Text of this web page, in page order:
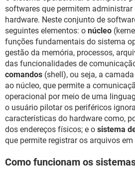
softwares que permitem administrar
hardware. Neste conjunto de
seguintes elementos: o núcleo
funções fundamentais do sistema
gestão da memória, processos,
das funcionalidades de
comandos (shell), ou seja, a
ao núcleo, que permite a
operacional por meio de uma
o usuário pilotar os periféricos
características do hardware como,
dos endereços físicos; e o sistema
que permite registrar os arquivos
Como funcionam os